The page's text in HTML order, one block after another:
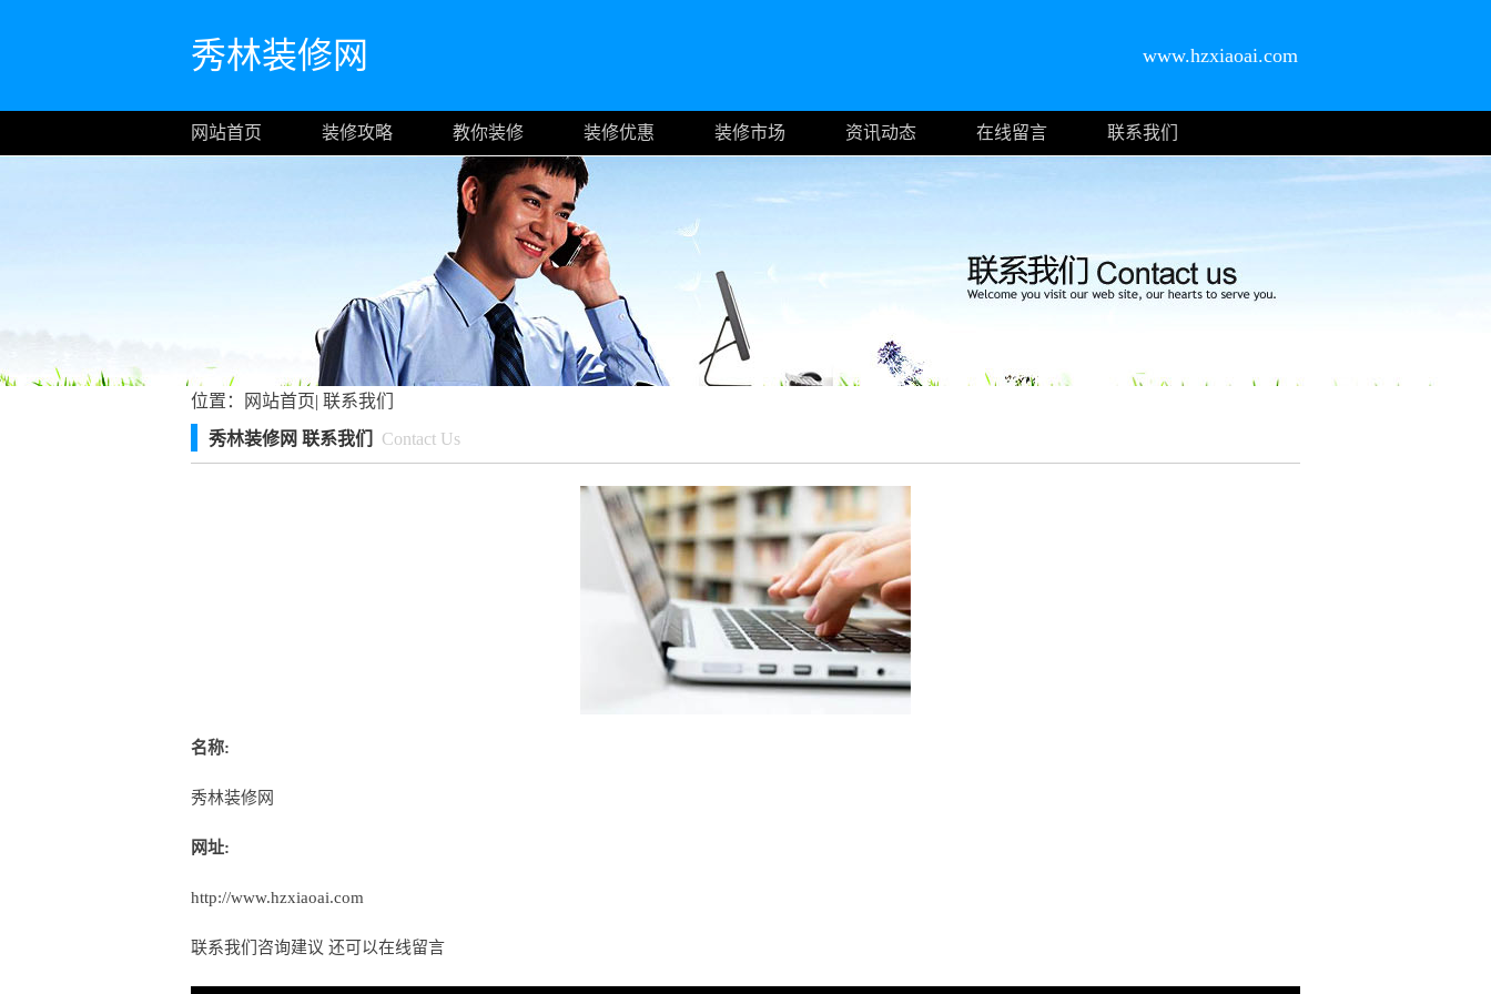
秀林装修网 www.hzxiaoai.com
网站首页 装修攻略 教你装修 装修优惠 装修市场 资讯动态 在线留言 联系我们
位置： 网站首页| 联系我们
秀林装修网 联系我们
Contact Us
名称:
秀林装修网
网址:
http://www.hzxiaoai.com
联系我们咨询建议 还可以在线留言